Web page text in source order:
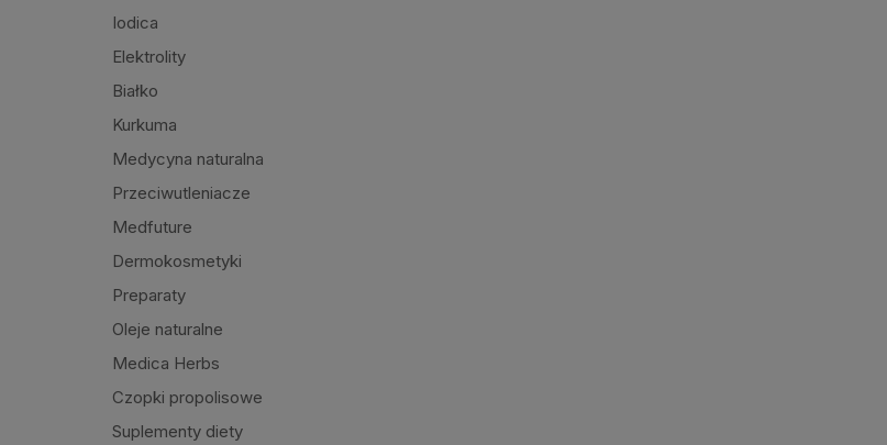
Iodica
Elektrolity
Białko
Kurkuma
Medycyna naturalna
Przeciwutleniacze
Medfuture
Dermokosmetyki
Preparaty
Oleje naturalne
Medica Herbs
Czopki propolisowe
Suplementy diety